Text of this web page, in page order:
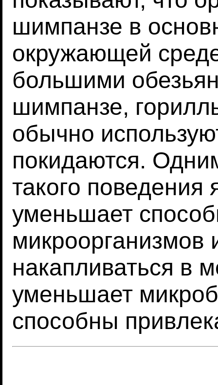
шимпанзе в
окружающей
большими
шимпанзе,
обычно
покидаются.
такого поведения
уменьшает
микроорганизмов
накапливаться в
уменьшает
способны